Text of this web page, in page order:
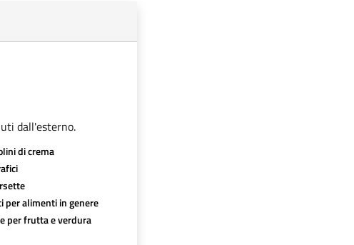
dall'esterno.
di crema
per alimenti in genere
per frutta e verdura